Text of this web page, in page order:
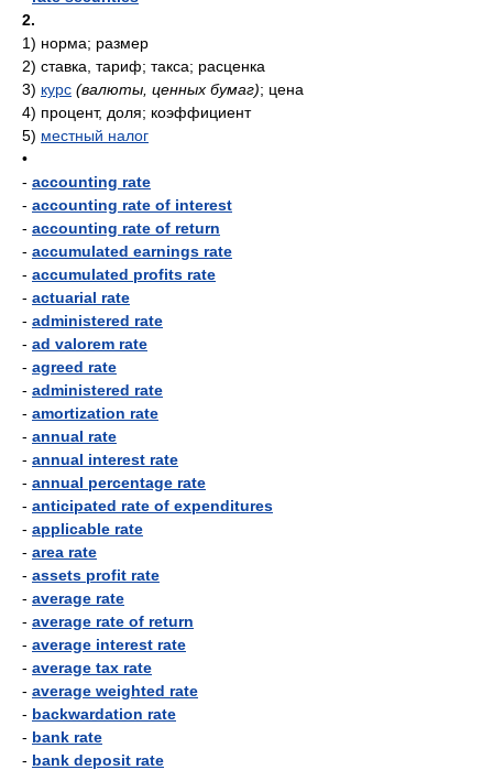
2.
1) норма; размер
2) ставка, тариф; такса; расценка
3) курс (валюты, ценных бумаг); цена
4) процент, доля; коэффициент
5) местный налог
•
- accounting rate
- accounting rate of interest
- accounting rate of return
- accumulated earnings rate
- accumulated profits rate
- actuarial rate
- administered rate
- ad valorem rate
- agreed rate
- administered rate
- amortization rate
- annual rate
- annual interest rate
- annual percentage rate
- anticipated rate of expenditures
- applicable rate
- area rate
- assets profit rate
- average rate
- average rate of return
- average interest rate
- average tax rate
- average weighted rate
- backwardation rate
- bank rate
- bank deposit rate